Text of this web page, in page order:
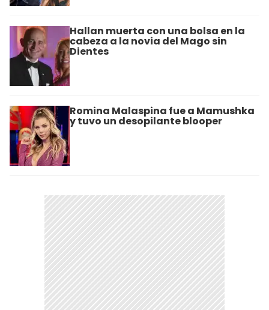
Hallan muerta con una bolsa en la
cabeza a la novia del Mago sin
Dientes
Romina Malaspina fue a Mamushka
y tuvo un desopilante blooper